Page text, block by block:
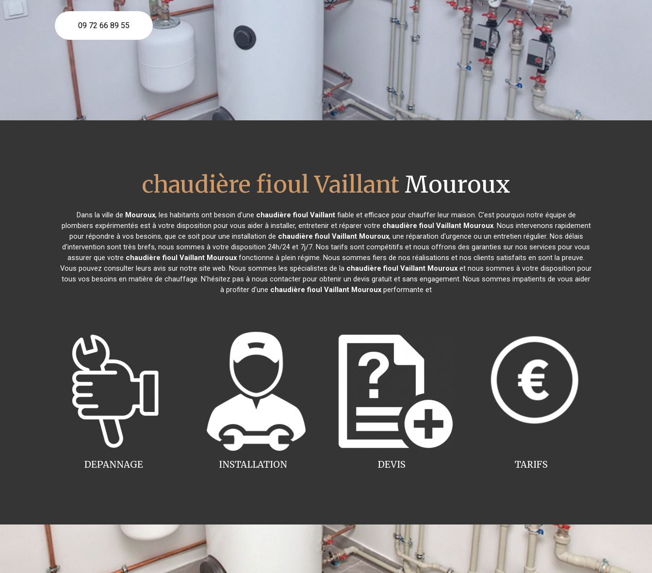
09 72 66 89 55
chaudière fioul Vaillant Mouroux
Dans la ville de Mouroux, les habitants ont besoin d'une chaudière fioul Vaillantfiable et efficace pour chauffer leur maison. C'est pourquoi notre équipe de
plombiers expérimentés est à votre disposition pour vous aider à installer, entretenir et réparer votre chaudière fioul Vaillant Mouroux. Nous intervenons rapidement
pour répondre à vos besoins, que ce soit pour une installation de chaudière fioul Vaillant Mouroux, une réparation d'urgence ou un entretien régulier. Nos délais
d'intervention sont très brefs, nous sommes à votre disposition 24h/24 et 7j/7. Nos tarifs sont compétitifs et nous offrons des garanties sur nos services pour vous
assurer que votre chaudière fioul Vaillant Mouroux fonctionne à plein régime. Nous sommes fiers de nos réalisations et nos clients satisfaits en sont la preuve.
Vous pouvez consulter leurs avis sur notre site web. Nous sommes les spécialistes de la chaudière fioul Vaillant Mouroux et nous sommes à votre disposition pour
tous vos besoins en matière de chauffage. N'hésitez pas à nous contacter pour obtenir un devis gratuit et sans engagement. Nous sommes impatients de vous aider
à profiter d'une chaudière fioul Vaillant Mouroux performante et
INSTALLATION
DEPANNAGE TARIFS
DEVIS